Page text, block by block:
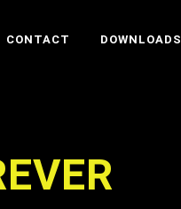
CONTACT DOWNLOADS